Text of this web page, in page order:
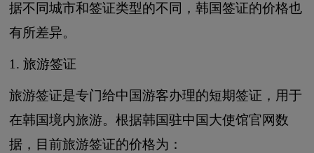
据不同城市和签证类型的不同，韩国签证的价格也
有所差异。
1. 旅游签证
旅游签证是专门给中国游客办理的短期签证，用于
在韩国境内旅游。根据韩国驻中国大使馆官网数
据，目前旅游签证的价格为：